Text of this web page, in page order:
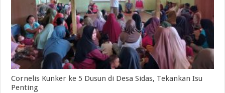
Cornelis Kunker ke 5 Dusun di Desa Sidas, Tekankan Isu
Penting